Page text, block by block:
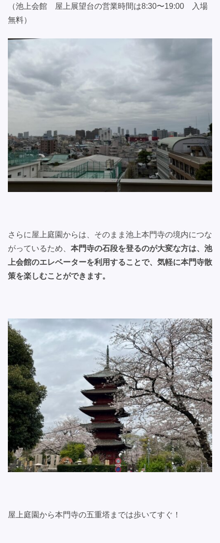
（池上会館 屋上展望台の営業時間は8:30〜19:00 入場
無料）
さらに屋上庭園からは、そのまま池上本門寺の境内につな
がっているため、 本門寺の石段を登るのが大変な方は、池
上会館のエレベーターを利用することで、気軽に本門寺散
策を楽しむことができます。
屋上庭園から本門寺の五重塔までは歩いてすぐ！